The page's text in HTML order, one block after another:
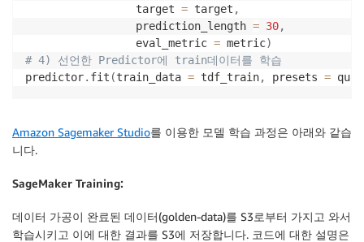
				 target
= target ,
				 prediction_length
= 30,
				 eval_metric
= metric)
# 4) 선언한 Predictor에 train데이터를 학습
predictor. fit (train_data = tdf_train, presets =
Amazon Sagemaker Studio를 이용한 모델 학습 과정은 아래와 같습
니다.
SageMaker Training:
데이터 가공이 완료된 데이터(golden-data)를 S3로부터 가지고 와서
학습시키고 이에 대한 결과를 S3에 저장합니다. 코드에 대한 설명은